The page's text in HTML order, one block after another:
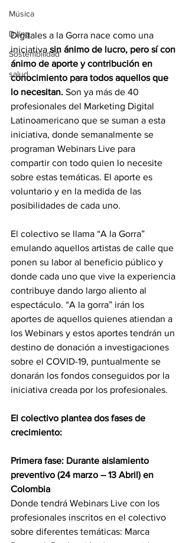
Música
DJing
Sostenibilidad
salud
Digitales a la Gorra nace como una
iniciativa sin ánimo de lucro, pero sí con
ánimo de aporte y contribución en
conocimiento para todos aquellos que
lo necesitan. Son ya más de 40
profesionales del Marketing Digital
Latinoamericano que se suman a esta
iniciativa, donde semanalmente se
programan Webinars Live para
compartir con todo quien lo necesite
sobre estas temáticas. El aporte es
voluntario y en la medida de las
posibilidades de cada uno.
El colectivo se llama “A la Gorra”
emulando aquellos artistas de calle que
ponen su labor al beneficio público y
donde cada uno que vive la experiencia
contribuye dando largo aliento al
espectáculo. “A la gorra” irán los
aportes de aquellos quienes atiendan a
los Webinars y estos aportes tendrán un
destino de donación a investigaciones
sobre el COVID-19, puntualmente se
donarán los fondos conseguidos por la
iniciativa creada por los profesionales.
El colectivo plantea dos fases de
crecimiento:
Primera fase: Durante aislamiento
preventivo (24 marzo – 13 Abril) en
Colombia
Donde tendrá Webinars Live con los
profesionales inscritos en el colectivo
sobre diferentes temáticas: Marca